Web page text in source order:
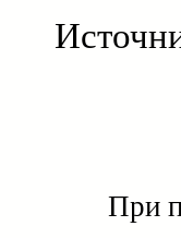
При